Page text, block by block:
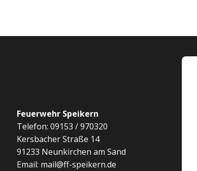
Feuerwehr Speikern
Telefon: 09153 / 970320
Kersbacher Straße 14
91233 Neunkirchen am Sand
Email: mail@ff-speikern.de